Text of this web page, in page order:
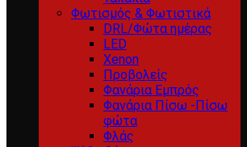
Φωτισμός & Φωτιστικά
DRL/Φώτα ημέρας
LED
Xenon
Προβολείς
Φανάρια Εμπρός
Φανάρια Πίσω -Πίσω
φώτα
Φλάς